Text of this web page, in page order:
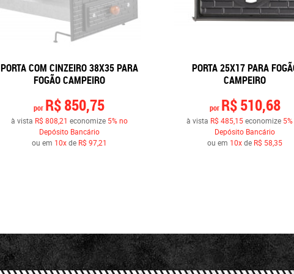
PORTA COM CINZEIRO 38X35 PARA
FOGÃO CAMPEIRO
por R$ 850,75
à vista R$ 808,21 economize 5% no
Depósito Bancário
ou em 10xde R$ 97,21
PORTA 25X17 PARA
CAMPEIRO
por R$ 510,68
à vista R$ 485,15economize 5%
Depósito Bancário
ou em 10xde R$ 58,35